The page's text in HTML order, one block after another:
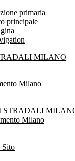
primaria
principale
MILANO
stradali Milano
Milano
STRADALI
Milano
Sito